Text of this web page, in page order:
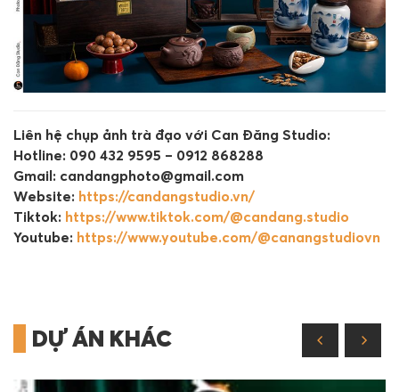
Liên hệ chụp ảnh trà đạo với Can Đăng Studio:
Hotline: 090 432 9595 – 0912 868288
Gmail: candangphoto@gmail.com
Website: https://candangstudio.vn/
Tiktok: https://www.tiktok.com/@candang.studio
Youtube: https://www.youtube.com/@canangstudiovn
DỰ ÁN KHÁC